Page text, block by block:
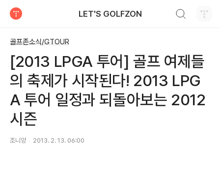
LET'S GOLFZON
골프존소식/GTOUR
[2013 LPGA 투어] 골프 여제들
의 축제가 시작된다! 2013 LPG
A 투어 일정과 되돌아보는 2012
시즌
조니양 2013. 2. 13. 06:00